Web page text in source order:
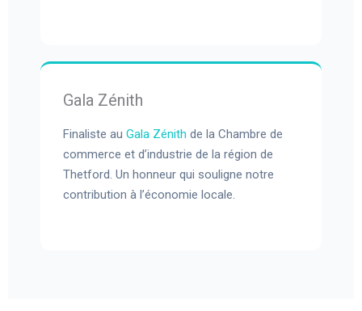
Gala Zénith
Finaliste au Gala Zénith de la Chambre de
commerce et d’industrie de la région de
Thetford. Un honneur qui souligne notre
contribution à l’économie locale.